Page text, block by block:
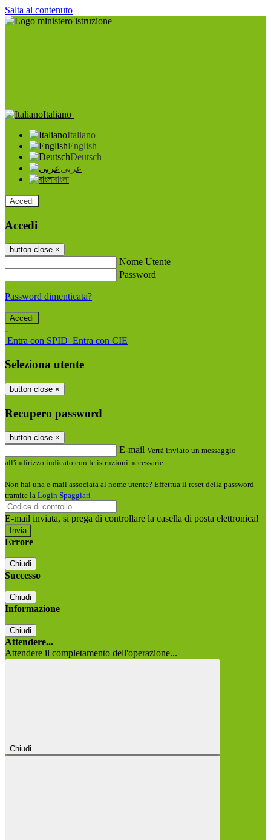
Salta al contenuto
Italiano
Italiano
English
Deutsch
عربى
বাংলা
Accedi
Accedi
button close ×
Nome Utente
Password
Password dimenticata?
-
Entra con SPID Entra con CIE
Seleziona utente
button close ×
Recupero password
button close ×
E-mail Verrà inviato un messaggio
all'indirizzo indicato con le istruzioni necessarie.
Non hai una e-mail associata al nome utente? Effettua il reset della password
tramite la Login Spaggiari
E-mail inviata, si prega di controllare la casella di posta elettronica!
Errore
Chiudi
Successo
Chiudi
Informazione
Chiudi
Attendere...
Attendere il completamento dell'operazione...
Chiudi